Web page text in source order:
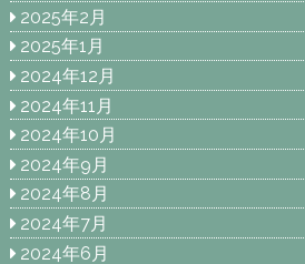
2025年2月
2025年1月
2024年12月
2024年11月
2024年10月
2024年9月
2024年8月
2024年7月
2024年6月